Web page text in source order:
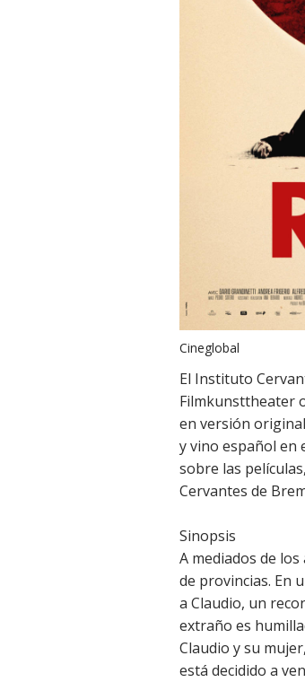
Cineglobal
El Instituto
Filmkunsttheater
en versión
y vino español en
sobre las
Cervantes de
Sinopsis
A mediados de
de provincias. En
a Claudio, un
extraño es
Claudio y su
está decidido a